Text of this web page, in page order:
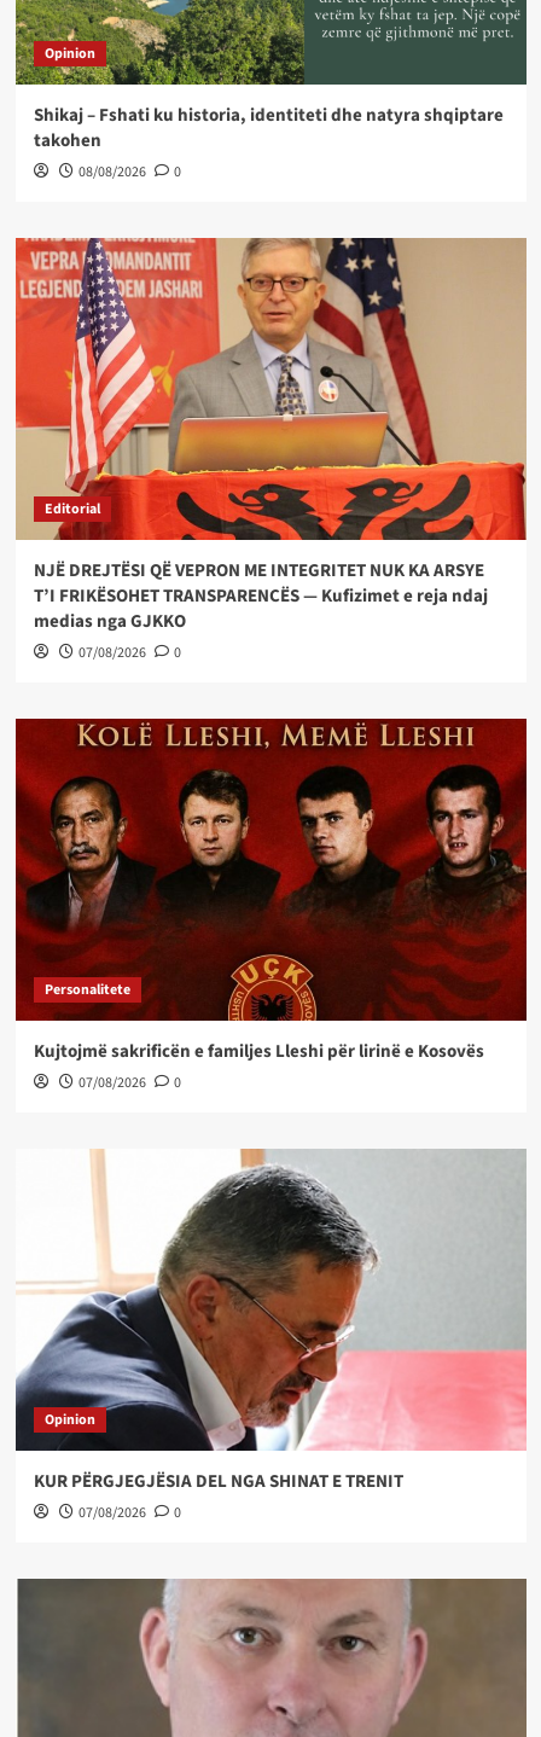
Opinion
Shikaj – Fshati ku historia, identiteti dhe natyra shqiptare
takohen
08/08/2026 0
Editorial
NJË DREJTËSI QË VEPRON ME INTEGRITET NUK KA ARSYE
T’I FRIKËSOHET TRANSPARENCËS — Kufizimet e reja ndaj
medias nga GJKKO
07/08/2026 0
Personalitete
Kujtojmë sakrificën e familjes Lleshi për lirinë e Kosovës
07/08/2026 0
Opinion
KUR PËRGJEGJËSIA DEL NGA SHINAT E TRENIT
07/08/2026 0